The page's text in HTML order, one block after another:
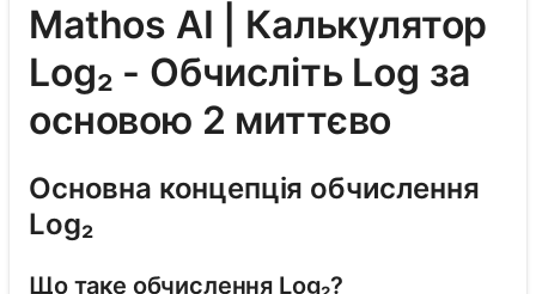
Mathos AI | Калькулятор
Log₂ - Обчисліть Log за
основою 2 миттєво
Основна концепція обчислення
Log₂
Що таке обчислення Log₂?